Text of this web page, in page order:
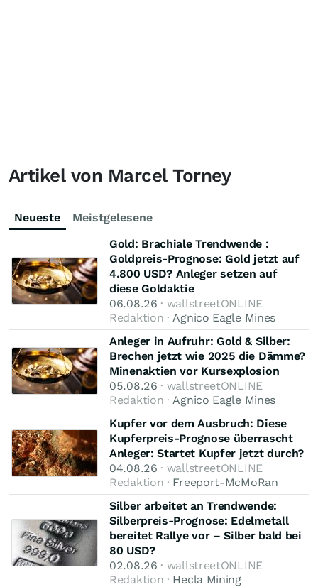
Artikel von Marcel Torney
Neueste
Meistgelesene
Gold: Brachiale Trendwende :
Goldpreis-Prognose: Gold jetzt auf
4.800 USD? Anleger setzen auf
diese Goldaktie
06.08.26 · wallstreetONLINE
Redaktion · Agnico Eagle Mines
Anleger in Aufruhr: Gold & Silber:
Brechen jetzt wie 2025 die Dämme?
Minenaktien vor Kursexplosion
05.08.26 · wallstreetONLINE
Redaktion · Agnico Eagle Mines
Kupfer vor dem Ausbruch: Diese
Kupferpreis-Prognose überrascht
Anleger: Startet Kupfer jetzt durch?
04.08.26 · wallstreetONLINE
Redaktion · Freeport-McMoRan
Silber arbeitet an Trendwende:
Silberpreis-Prognose: Edelmetall
bereitet Rallye vor – Silber bald bei
80 USD?
02.08.26 · wallstreetONLINE
Redaktion · Hecla Mining